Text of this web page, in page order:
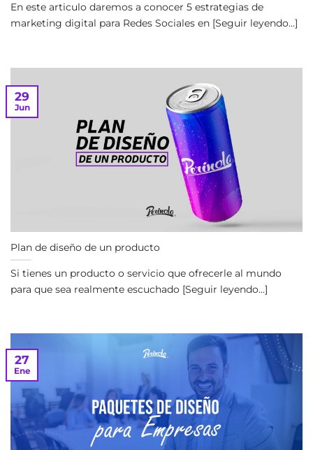
En este articulo daremos a conocer 5 estrategias de
marketing digital para Redes Sociales en [Seguir leyendo...]
Plan de diseño de un producto
Si tienes un producto o servicio que ofrecerle al mundo
para que sea realmente escuchado [Seguir leyendo...]
29
Jun
27
Ene